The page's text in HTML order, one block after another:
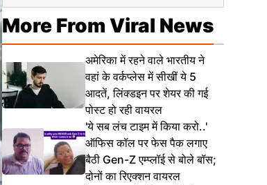
More From Viral News
अमेरिका में रहने वाले भारतीय ने
वहां के वर्कप्लेस में सीखीं ये 5
आदतें, लिंक्डइन पर शेयर की गई
पोस्ट हो रही वायरल
'ये सब लंच टाइम में किया करो..'
ऑफिस कॉल पर फेस पैक लगाए
बैठी Gen-Z एम्प्लॉई से बोले बॉस;
दोनों का रिएक्शन वायरल